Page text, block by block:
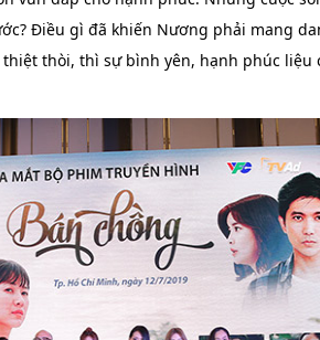
Điều gì đã khiến Nương phải mang
thiệt thòi, thì sự bình yên, hạnh phúc liệu